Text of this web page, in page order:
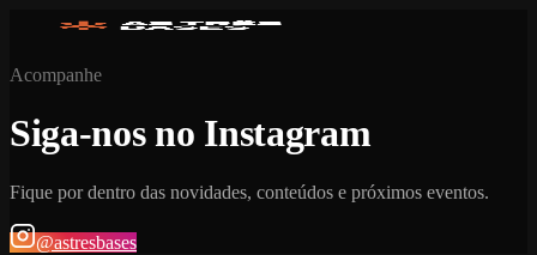
Acompanhe
Siga-nos no Instagram
Fique por dentro das novidades, conteúdos e próximos eventos.
@astresbases